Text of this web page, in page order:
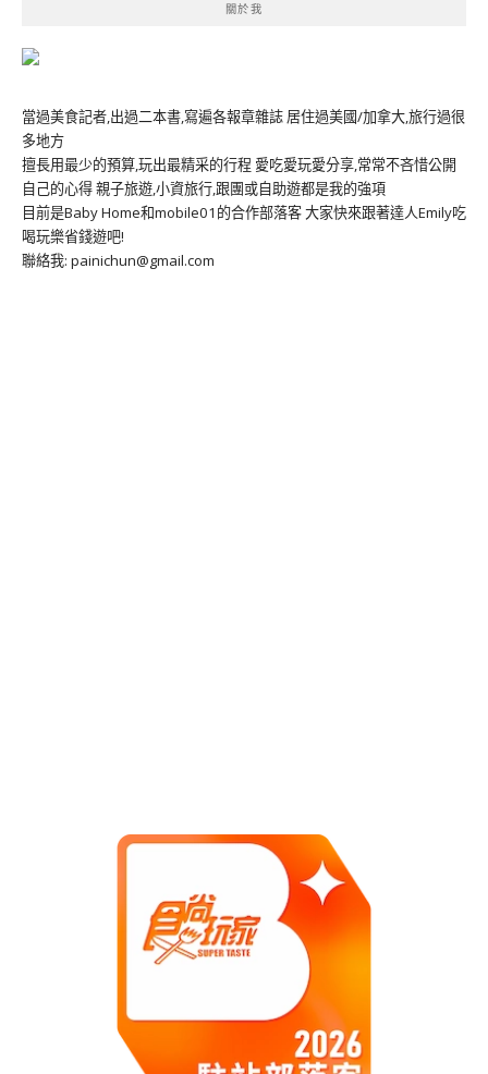
關於我
當過美食記者,出過二本書,寫遍各報章雜誌 居住過美國/加拿大,旅行過很
多地方
擅長用最少的預算,玩出最精采的行程 愛吃愛玩愛分享,常常不吝惜公開
自己的心得 親子旅遊,小資旅行,跟團或自助遊都是我的強項
目前是Baby Home和mobile01的合作部落客 大家快來跟著達人Emily吃
喝玩樂省錢遊吧!
聯絡我: painichun@gmail.com